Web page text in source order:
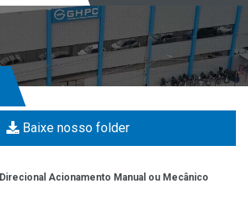
Baixe nosso folder
Direcional Acionamento Manual ou Mecânico